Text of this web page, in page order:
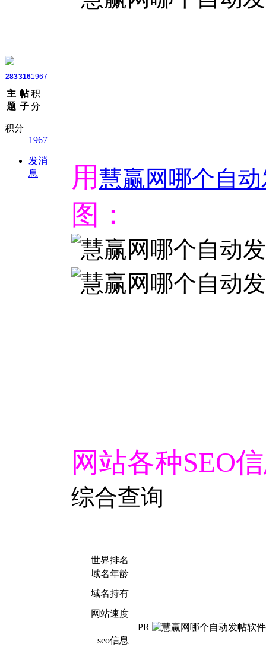
283
主
题
316
帖
子
1967
积
分
积分
1967
发消
息
用慧赢网哪个自
图：
网站各种SEO
综合查询
世界排名
域名年龄
域名持有
网站速度
seo信息
PR